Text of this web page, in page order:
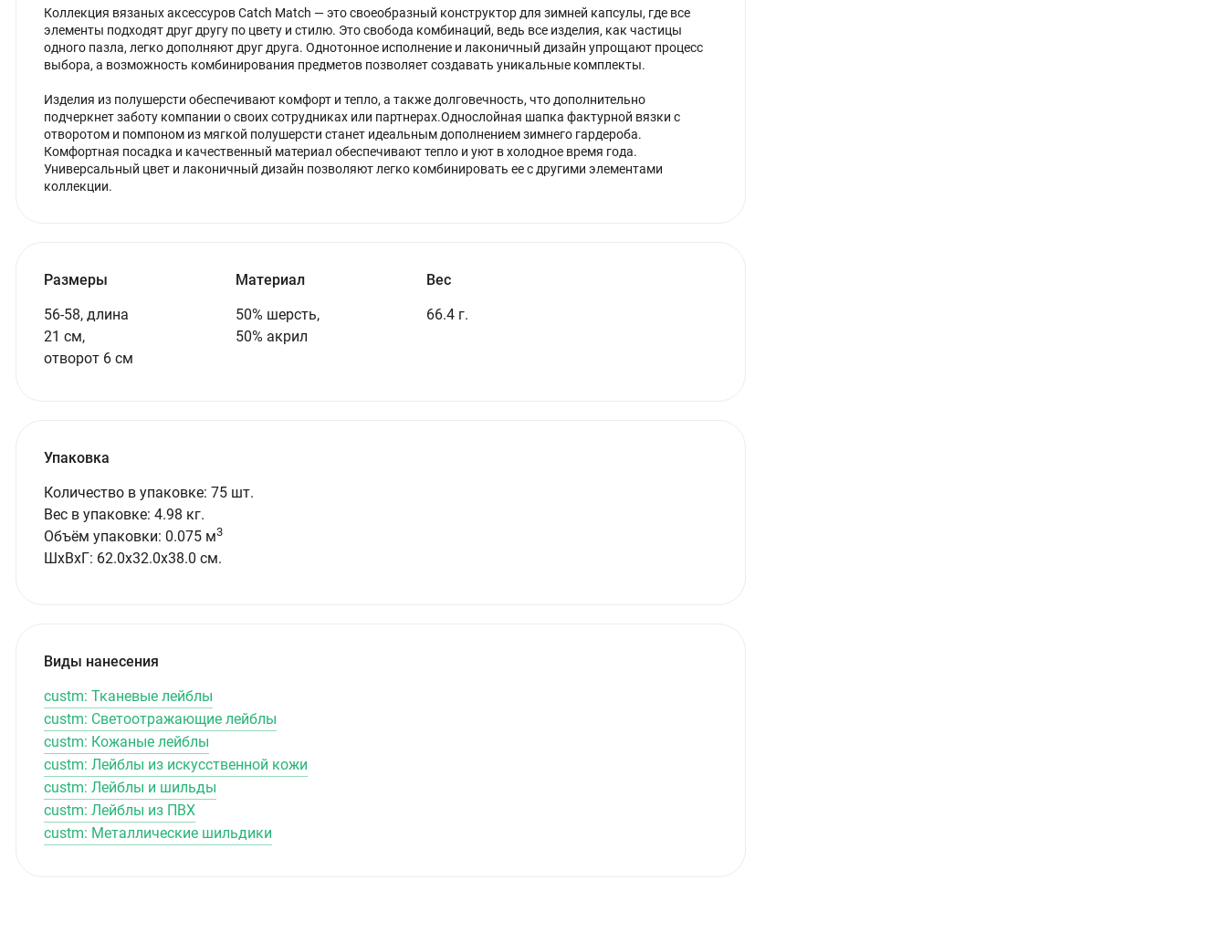
Коллекция вязаных аксессуров Catch Match — это своеобразный конструктор для зимней капсулы, где все
элементы подходят друг другу по цвету и стилю. Это свобода комбинаций, ведь все изделия, как частицы
одного пазла, легко дополняют друг друга. Однотонное исполнение и лаконичный дизайн упрощают процесс
выбора, а возможность комбинирования предметов позволяет создавать уникальные комплекты.
Изделия из полушерсти обеспечивают комфорт и тепло, а также долговечность, что дополнительно
подчеркнет заботу компании о своих сотрудниках или партнерах.Однослойная шапка фактурной вязки с
отворотом и помпоном из мягкой полушерсти станет идеальным дополнением зимнего гардероба.
Комфортная посадка и качественный материал обеспечивают тепло и уют в холодное время года.
Универсальный цвет и лаконичный дизайн позволяют легко комбинировать ее с другими элементами
коллекции.
Размеры
56-58, длина
21 см,
отворот 6 см
Материал
50% шерсть,
50% акрил
Вес
66.4 г.
Упаковка
Количество в упаковке: 75 шт.
Вес в упаковке: 4.98 кг.
Объём упаковки: 0.075 м3
ШxВxГ: 62.0x32.0x38.0 см.
Виды нанесения
custm: Тканевые лейблы
custm: Светоотражающие лейблы
custm: Кожаные лейблы
custm: Лейблы из искусственной кожи
custm: Лейблы и шильды
custm: Лейблы из ПВХ
custm: Металлические шильдики